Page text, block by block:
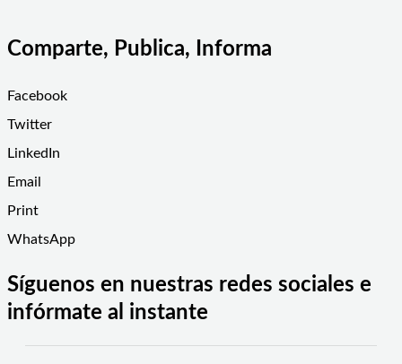
Comparte, Publica, Informa
Facebook
Twitter
LinkedIn
Email
Print
WhatsApp
Síguenos en nuestras redes sociales e
infórmate al instante